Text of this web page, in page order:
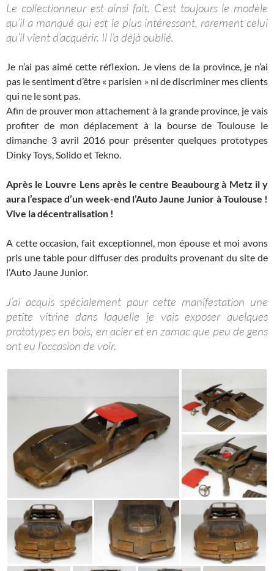
Le collectionneur est ainsi fait. C’est toujours le modèle
qu’il a manqué qui est le plus intéressant, rarement celui
qu’il vient d’acquérir. Il l’a déjà oublié.
Je n’ai pas aimé cette réflexion. Je viens de la province, je n’ai
pas le sentiment d’être « parisien » ni de discriminer mes clients
qui ne le sont pas.
Afin de prouver mon attachement à la grande province, je vais
profiter de mon déplacement à la bourse de Toulouse le
dimanche 3 avril 2016 pour présenter quelques prototypes
Dinky Toys, Solido et Tekno.
Après le Louvre Lens après le centre Beaubourg à Metz il y
aura l’espace d’un week-end l’Auto Jaune Junior à Toulouse !
Vive la décentralisation !
A cette occasion, fait exceptionnel, mon épouse et moi avons
pris une table pour diffuser des produits provenant du site de
l’Auto Jaune Junior.
J’ai acquis spécialement pour cette manifestation une
petite vitrine dans laquelle je vais exposer quelques
prototypes en bois, en acier et en zamac que peu de gens
ont eu l’occasion de voir.